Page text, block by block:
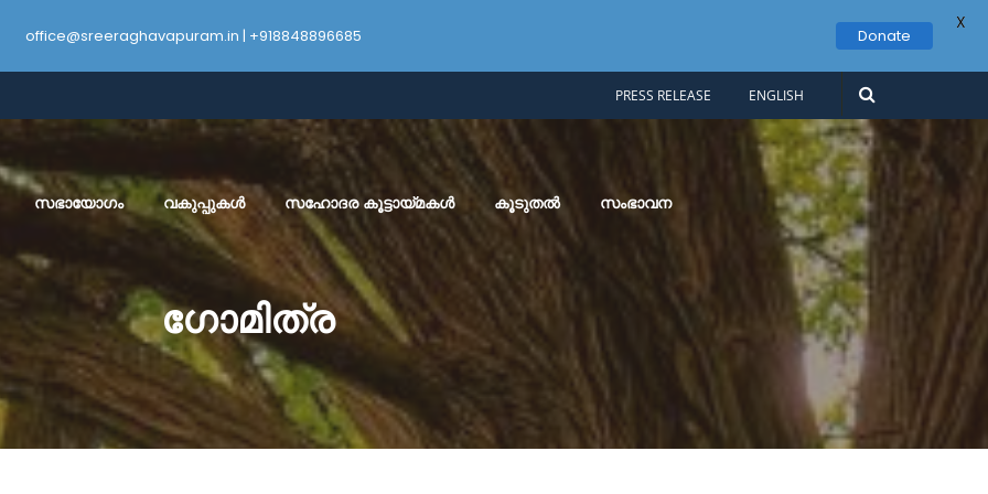
PRESS RELEASE ENGLISH
സഭായോഗം വകുപ്പുകൾ സഹോദര കൂട്ടായ്മകൾ കൂടുതൽ സംഭാവന
ഗോമിത്ര
office@sreeraghavapuram.in | +918848896685 Donate
X